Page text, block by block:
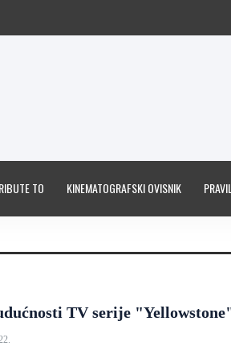
TO KINEMATOGRAFSKI OVISNIK
TV serije